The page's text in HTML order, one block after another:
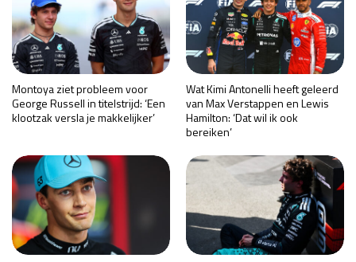
Montoya ziet probleem voor
George Russell in titelstrijd: ‘Een
klootzak versla je makkelijker’
Wat Kimi Antonelli heeft geleerd
van Max Verstappen en Lewis
Hamilton: ‘Dat wil ik ook
bereiken’